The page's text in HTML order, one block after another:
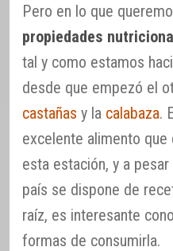
Pero en lo que
propiedades
tal y como estamos
desde que empezó el
castañas y la calabaza.
excelente alimento
esta estación, y a
país se dispone de
raíz, es interesante
formas de consumirla.